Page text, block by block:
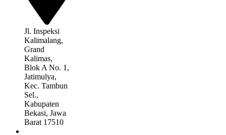
Jl. Inspeksi
Kalimalang,
Grand
Kalimas,
Blok A No. 1,
Jatimulya,
Kec. Tambun
Sel.,
Kabupaten
Bekasi, Jawa
Barat 17510